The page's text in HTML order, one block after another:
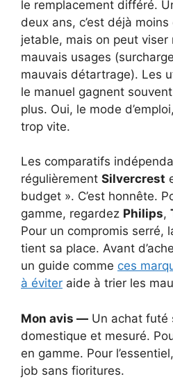
le remplacement différé.
deux ans, c’est déjà
jetable, mais on peut viser
mauvais usages
mauvais détartrage). Les
le manuel gagnent
plus. Oui, le mode
trop vite.
Les comparatifs
régulièrement Silvercrest
budget ». C’est honnête.
gamme, regardez Philips,
Pour un compromis serré,
tient sa place. Avant
un guide comme ces
à éviter aide à trier les
Mon avis — Un achat futé
domestique et mesuré.
en gamme. Pour l’essentiel,
job sans fioritures.